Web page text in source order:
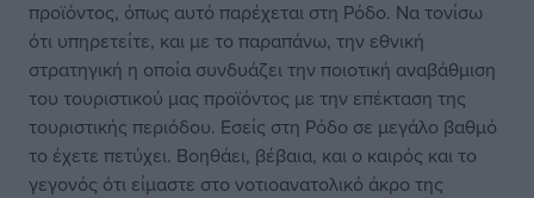
προϊόντος, όπως αυτό παρέχεται στη Ρόδο. Να τονίσω
ότι υπηρετείτε, και με το παραπάνω, την εθνική
στρατηγική η οποία συνδυάζει την ποιοτική αναβάθμιση
του τουριστικού μας προϊόντος με την επέκταση της
τουριστικής περιόδου. Εσείς στη Ρόδο σε μεγάλο βαθμό
το έχετε πετύχει. Βοηθάει, βέβαια, και ο καιρός και το
γεγονός ότι είμαστε στο νοτιοανατολικό άκρο της